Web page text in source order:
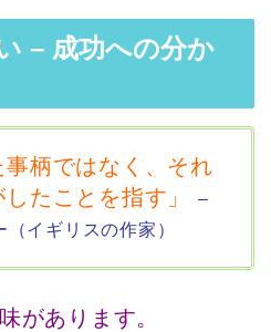
– 成功への分か
事柄ではなく、それ
たことを指す」
–
イギリスの作家）
があります。